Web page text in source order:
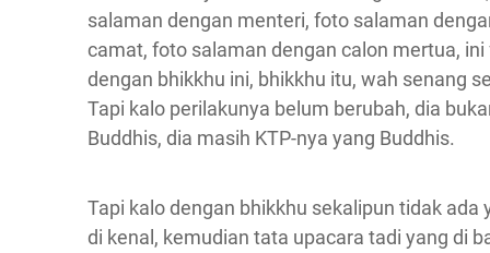
salaman dengan menteri, foto salaman
camat, foto salaman dengan calon mertua,
dengan bhikkhu ini, bhikkhu itu, wah senang
Tapi kalo perilakunya belum berubah, dia
Buddhis, dia masih KTP-nya yang Buddhis.
Tapi kalo dengan bhikkhu sekalipun tidak ada
di kenal, kemudian tata upacara tadi yang di